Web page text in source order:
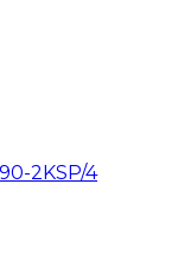
2KSP/4